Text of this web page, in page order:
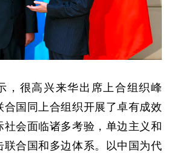
，很高兴来华出席上合组织峰
合国同上合组织开展了卓有成效
社会面临诸多考验，单边主义和
联合国和多边体系。以中国为代